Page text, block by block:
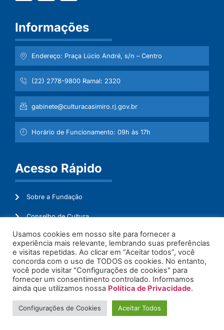
Informações
Endereço: Praça Lúcio André, s/n – Centro
(22) 2778-9800 Ramal: 2320
gabinete@culturacasimiro.rj.gov.br
Horário de Funcionamento: 09h às 17h
Acesso Rápido
Sobre a Fundação
Conselho de Cultura
Mapeamento Cultural
Transparência
Ouvidoria
Usamos cookies em nosso site para fornecer a
experiência mais relevante, lembrando suas preferências
e visitas repetidas. Ao clicar em “Aceitar todos”, você
concorda com o uso de TODOS os cookies. No entanto,
você pode visitar "Configurações de cookies" para
fornecer um consentimento controlado. Informamos
ainda que utilizamos nossa Política de Privacidade.
Configurações de Cookies Aceitar Todos